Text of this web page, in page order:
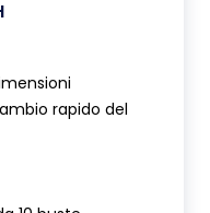
rapido del